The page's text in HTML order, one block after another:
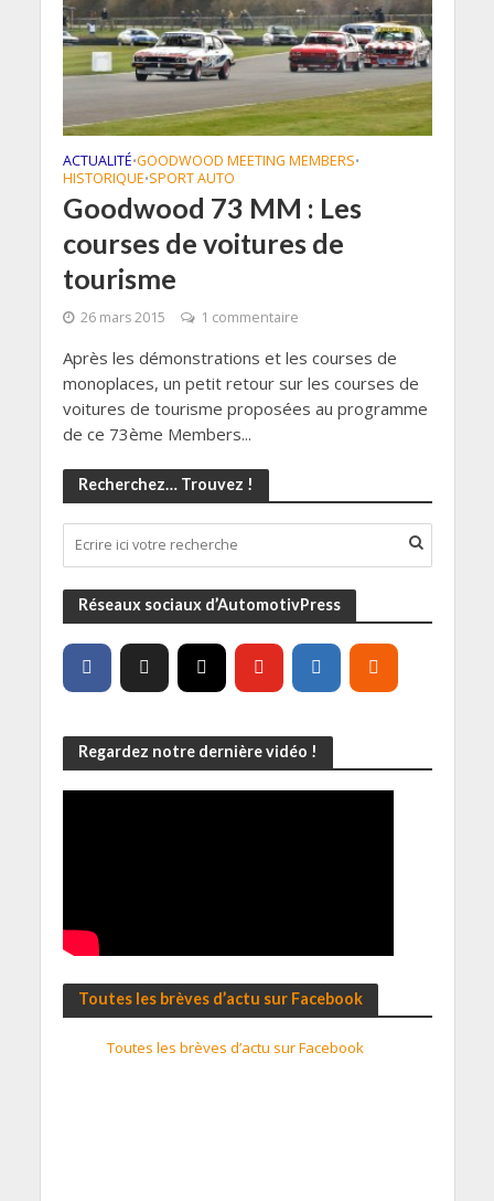
ACTUALITÉ•GOODWOOD MEETING MEMBERS•
HISTORIQUE•SPORT AUTO
Goodwood 73 MM : Les
courses de voitures de
tourisme
26 mars 2015 1 commentaire
Après les démonstrations et les courses de
monoplaces, un petit retour sur les courses de
voitures de tourisme proposées au programme
de ce 73ème Members...
Recherchez… Trouvez !
Réseaux sociaux d’AutomotivPress
Regardez notre dernière vidéo !
Toutes les brèves d’actu sur Facebook
Toutes les brèves d’actu sur Facebook